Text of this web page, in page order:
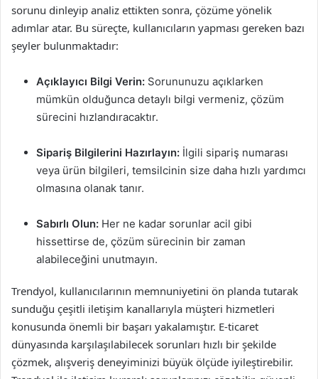
sorunu dinleyip analiz ettikten sonra, çözüme yönelik
adımlar atar. Bu süreçte, kullanıcıların yapması gereken bazı
şeyler bulunmaktadır:
Açıklayıcı Bilgi Verin: Sorununuzu açıklarken
mümkün olduğunca detaylı bilgi vermeniz, çözüm
sürecini hızlandıracaktır.
Sipariş Bilgilerini Hazırlayın: İlgili sipariş numarası
veya ürün bilgileri, temsilcinin size daha hızlı yardımcı
olmasına olanak tanır.
Sabırlı Olun: Her ne kadar sorunlar acil gibi
hissettirse de, çözüm sürecinin bir zaman
alabileceğini unutmayın.
Trendyol, kullanıcılarının memnuniyetini ön planda tutarak
sunduğu çeşitli iletişim kanallarıyla müşteri hizmetleri
konusunda önemli bir başarı yakalamıştır. E-ticaret
dünyasında karşılaşılabilecek sorunları hızlı bir şekilde
çözmek, alışveriş deneyiminizi büyük ölçüde iyileştirebilir.